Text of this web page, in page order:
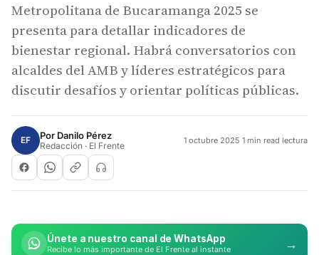
Metropolitana de Bucaramanga 2025 se
presenta para detallar indicadores de
bienestar regional. Habrá conversatorios con
alcaldes del AMB y líderes estratégicos para
discutir desafíos y orientar políticas públicas.
EF Por Danilo Pérez
Redacción · El Frente 1 octubre 2025·1 min read lectura
Únete a nuestro canal de WhatsApp
Recibe lo más importante de El Frente al instante →